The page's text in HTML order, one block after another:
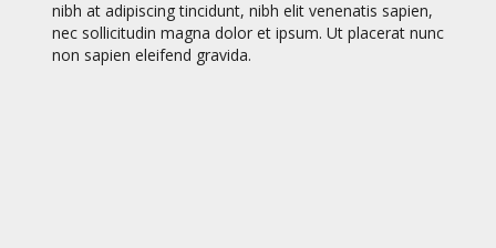
nibh at adipiscing tincidunt, nibh elit venenatis sapien,
nec sollicitudin magna dolor et ipsum. Ut placerat nunc
non sapien eleifend gravida.